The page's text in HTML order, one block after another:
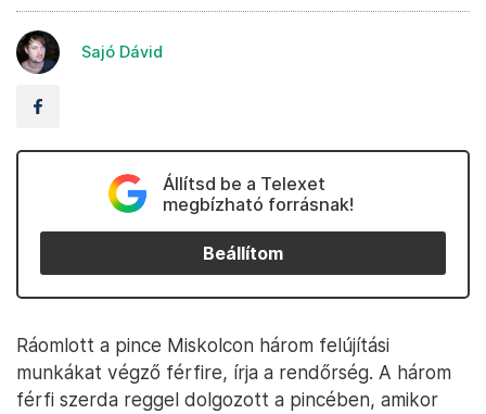
Sajó Dávid
Állítsd be a Telexet
megbízható forrásnak!
Beállítom
Ráomlott a pince Miskolcon három felújítási
munkákat végző férfire, írja a rendőrség. A három
férfi szerda reggel dolgozott a pincében, amikor